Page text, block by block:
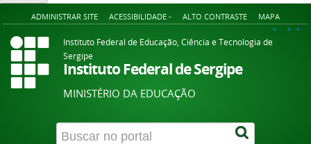
ADMINISTRAR SITE ACESSIBILIDADE - ALTO CONTRASTE MAPA
A+ A A-
Instituto Federal de Educação, Ciência e Tecnologia de
Sergipe
Instituto Federal de Sergipe
MINISTÉRIO DA EDUCAÇÃO